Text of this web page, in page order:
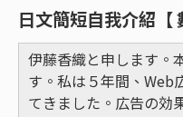
日文簡短自我介紹【
伊藤香織と申します。
す。私は５年間、Web
てきました。広告の効